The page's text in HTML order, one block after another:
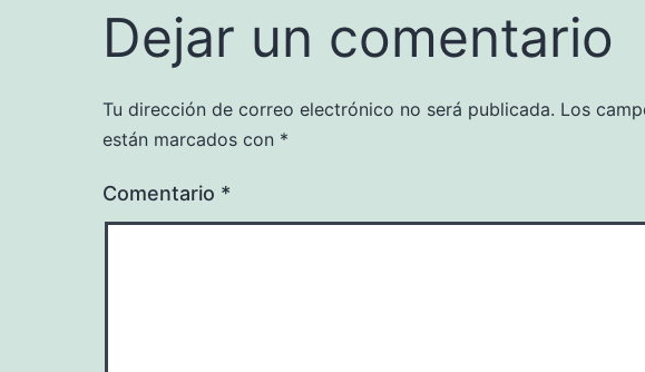
Dejar un comentario
Tu dirección de correo electrónico no será publicada. Los
están marcados con *
Comentario *